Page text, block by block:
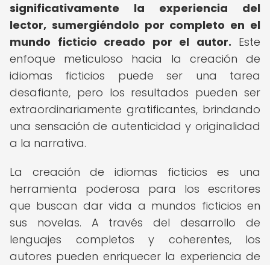
significativamente la experiencia del
lector, sumergiéndolo por completo en el
mundo ficticio creado por el autor. Este
enfoque meticuloso hacia la creación de
idiomas ficticios puede ser una tarea
desafiante, pero los resultados pueden ser
extraordinariamente gratificantes, brindando
una sensación de autenticidad y originalidad
a la narrativa.
La creación de idiomas ficticios es una
herramienta poderosa para los escritores
que buscan dar vida a mundos ficticios en
sus novelas. A través del desarrollo de
lenguajes completos y coherentes, los
autores pueden enriquecer la experiencia de